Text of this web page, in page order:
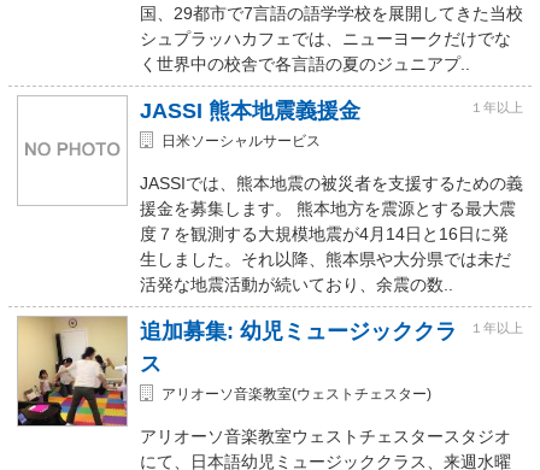
国、29都市で7言語の語学学校を展開してきた当校
シュプラッハカフェでは、ニューヨークだけでな
く世界中の校舎で各言語の夏のジュニアプ..
JASSI 熊本地震義援金 １年以上
日米ソーシャルサービス
JASSIでは、熊本地震の被災者を支援するための義
援金を募集します。 熊本地方を震源とする最大震
度７を観測する大規模地震が4月14日と16日に発
生しました。それ以降、熊本県や大分県では未だ
活発な地震活動が続いており、余震の数..
追加募集: 幼児ミュージッククラ
ス
１年以上
アリオーソ音楽教室(ウェストチェスター)
アリオーソ音楽教室ウェストチェスタースタジオ
にて、日本語幼児ミュージッククラス、来週水曜